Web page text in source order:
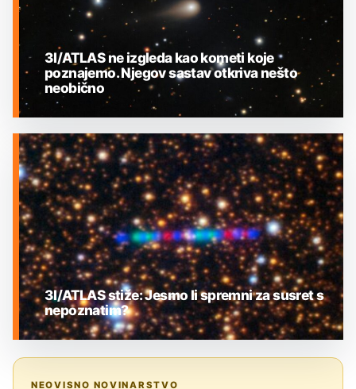
MEĐUZVJEZDANI OBJEKTI
3I/ATLAS ne izgleda kao kometi koje
poznajemo. Njegov sastav otkriva nešto
neobično
3I/ATLAS stiže: Jesmo li spremni za susret s
nepoznatim?
NEOVISNO NOVINARSTVO